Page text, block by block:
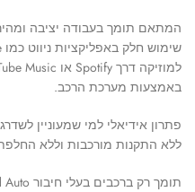
המתאם תומך בעבודה יציבה
באמצעות מערכת הרכב.
פתרון אידיאלי למי שמעוניין
ללא התקנות מורכבות וללא
תומך רק ברכבים בעלי חיבור Android Auto או Apple CarPlay חוטי!